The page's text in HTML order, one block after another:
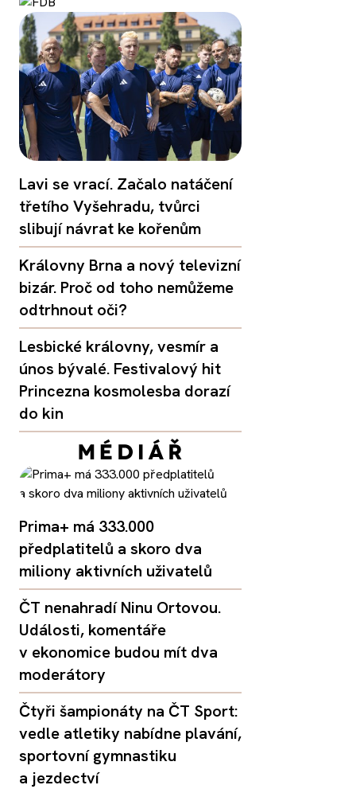
Lavi se vrací. Začalo natáčení
třetího Vyšehradu, tvůrci
slibují návrat ke kořenům
Královny Brna a nový televizní
bizár. Proč od toho nemůžeme
odtrhnout oči?
Lesbické královny, vesmír a
únos bývalé. Festivalový hit
Princezna kosmolesba dorazí
do kin
Prima+ má 333.000
předplatitelů a skoro dva
miliony aktivních uživatelů
ČT nenahradí Ninu Ortovou.
Události, komentáře
v ekonomice budou mít dva
moderátory
Čtyři šampionáty na ČT Sport:
vedle atletiky nabídne plavání,
sportovní gymnastiku
a jezdectví